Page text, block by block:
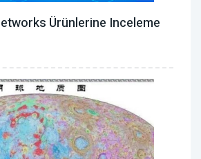
Ürünlerine Inceleme